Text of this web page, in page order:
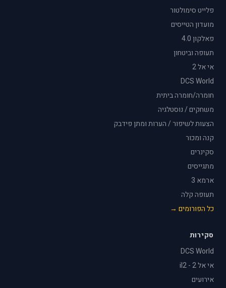
פלייט סימולטור
מועדון הטייסים
פאלקון 4.0
תעופה וביטחון
אי אל 2
DCS World
חומרה/חומרה ביתית
משחקים / נוסטלגיה
הצעות לשיפור / הערות ומתן פידבק
קנה ומכור
סקינרים
מתגייסים
ארמא 3
תעופה קלה
כל הפורומים →
סקירות
DCS World
אי אל 2 - il2
אירועים